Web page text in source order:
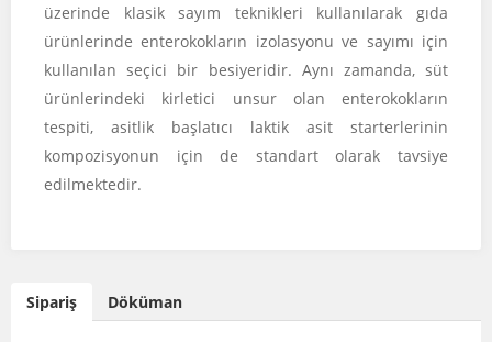
üzerinde klasik sayım teknikleri kullanılarak gıda
ürünlerinde enterokokların izolasyonu ve sayımı için
kullanılan seçici bir besiyeridir. Aynı zamanda, süt
ürünlerindeki kirletici unsur olan enterokokların
tespiti, asitlik başlatıcı laktik asit starterlerinin
kompozisyonun için de standart olarak tavsiye
edilmektedir.
Sipariş Döküman